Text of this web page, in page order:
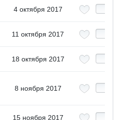
4 октября 2017
11 октября 2017
18 октября 2017
8 ноября 2017
15 ноября 2017